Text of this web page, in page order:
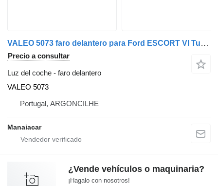
VALEO 5073 faro delantero para Ford ESCORT VI Turnier (GAL, ANL) | 95 - 02 coche
Precio a consultar
Luz del coche - faro delantero
VALEO 5073
Portugal, ARGONCILHE
Manaiacar
¿Vende vehículos o maquinaria?
¡Hagalo con nosotros!